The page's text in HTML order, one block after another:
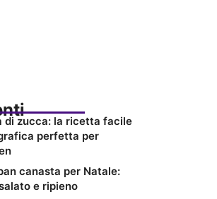
di zucca: la ricetta facile
perfetta per
canasta per Natale:
e ripieno